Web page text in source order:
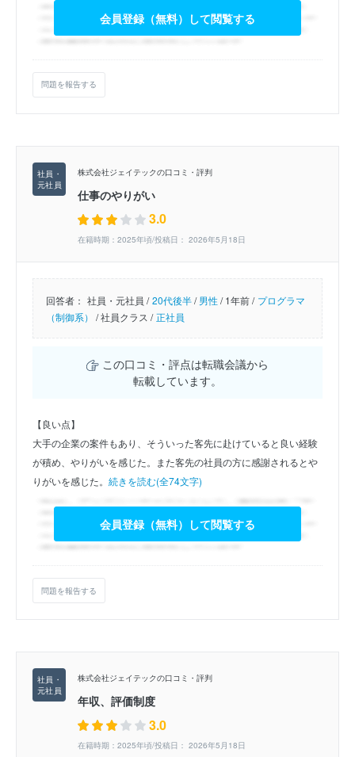
会員登録（無料）して閲覧する
問題を報告する
株式会社ジェイテックの口コミ・評判
仕事のやりがい
3.0
在籍時期：2025年頃/投稿日： 2026年5月18日
回答者： 社員・元社員 / 20代後半/男性/1年前 / プログラマ
（制御系） /社員クラス / 正社員
この口コミ・評点は転職会議から
転載しています。
【良い点】
大手の企業の案件もあり、そういった客先に赴けていると良い経験
が積め、やりがいを感じた。また客先の社員の方に感謝されるとや
りがいを感じた。 続きを読む(全74文字)
会員登録（無料）して閲覧する
問題を報告する
株式会社ジェイテックの口コミ・評判
年収、評価制度
3.0
在籍時期：2025年頃/投稿日： 2026年5月18日